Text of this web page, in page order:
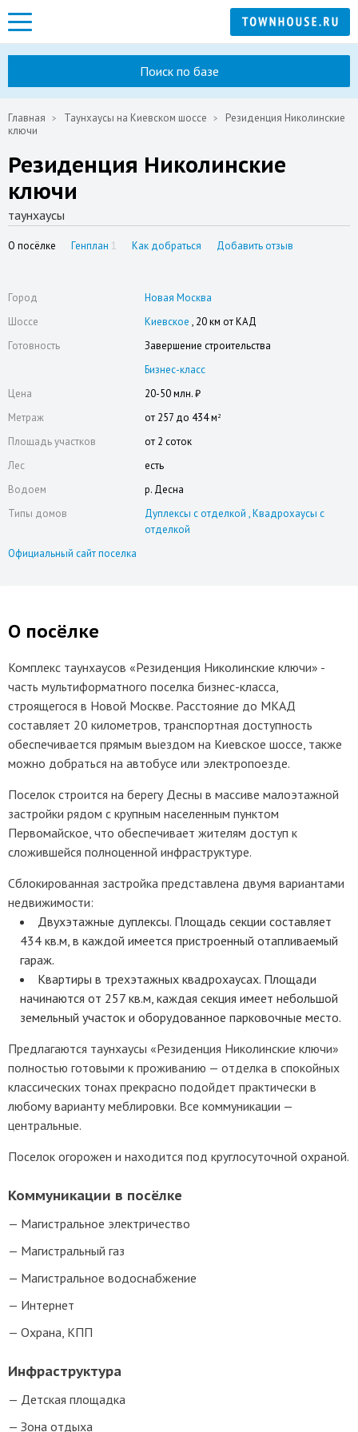
Поиск по базе
Главная Таунхаусы на Киевском шоссе
Резиденция Николинские
ключи
Резиденция Николинские
ключи
таунхаусы
О посёлке Генплан 1 Как добраться Добавить отзыв
Город
Новая Москва
Шоссе
Киевское , 20 км от КАД
Готовность
Завершение строительства
Бизнес-класс
Цена
20-50 млн. ₽
Метраж
от 257 до 434 м 2
Площадь участков
от 2 соток
Лес
есть
Водоем
р. Десна
Типы домов
Дуплексы с отделкой Квадрохаусы с
отделкой
Официальный сайт поселка
О посёлке
Комплекс таунхаусов «Резиденция Николинские ключи» -
часть мультиформатного поселка бизнес-класса,
строящегося в Новой Москве. Расстояние до МКАД
составляет 20 километров, транспортная доступность
обеспечивается прямым выездом на Киевское шоссе, также
можно добраться на автобусе или электропоезде.
Поселок строится на берегу Десны в массиве малоэтажной
застройки рядом с крупным населенным пунктом
Первомайское, что обеспечивает жителям доступ к
сложившейся полноценной инфраструктуре.
Сблокированная застройка представлена двумя вариантами
недвижимости:
Двухэтажные дуплексы. Площадь секции составляет
434 кв.м, в каждой имеется пристроенный отапливаемый
гараж.
Квартиры в трехэтажных квадрохаусах. Площади
начинаются от 257 кв.м, каждая секция имеет небольшой
земельный участок и оборудованное парковочные место.
Предлагаются таунхаусы «Резиденция Николинские ключи»
полностью готовыми к проживанию — отделка в спокойных
классических тонах прекрасно подойдет практически в
любому варианту меблировки. Все коммуникации —
центральные.
Поселок огорожен и находится под круглосуточной охраной.
Коммуникации в посёлке
Магистральное электричество
Магистральный газ
Магистральное водоснабжение
Интернет
Охрана, КПП
Инфраструктура
Детская площадка
Зона отдыха